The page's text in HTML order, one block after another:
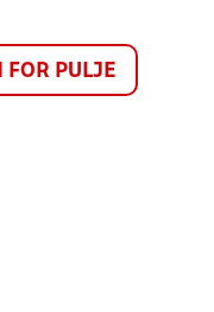
PULJE